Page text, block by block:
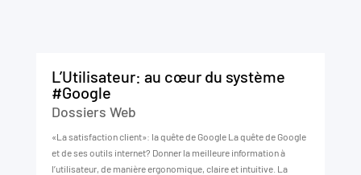
L’Utilisateur: au cœur du système
#Google
Dossiers Web
«La satisfaction client»: la quête de Google La quête de Google
et de ses outils internet? Donner la meilleure information à
l’utilisateur, de manière ergonomique, claire et intuitive. La